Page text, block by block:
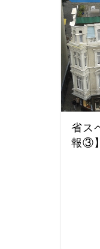
省ス
報③】